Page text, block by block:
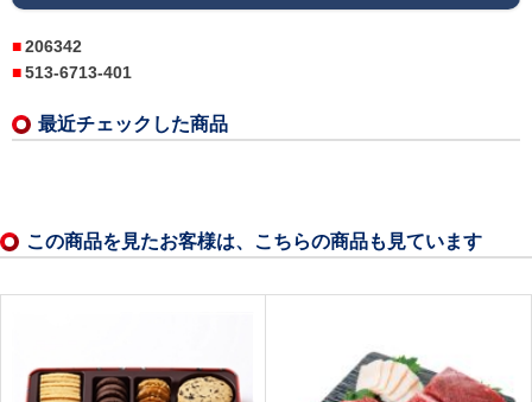
206342
513-6713-401
最近チェックした商品
この商品を見たお客様は、こちらの商品も見ています